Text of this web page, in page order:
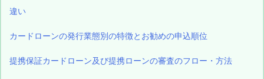
違い
カードローンの発行業態別の特徴とお勧めの申込順位
提携保証カードローン及び提携ローンの審査のフロー・方法